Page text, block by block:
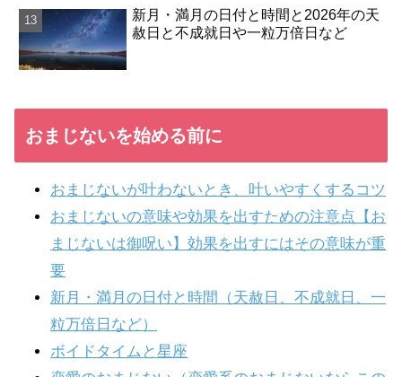
新月・満月の日付と時間と2026年の天
赦日と不成就日や一粒万倍日など
おまじないを始める前に
おまじないが叶わないとき、叶いやすくするコツ
おまじないの意味や効果を出すための注意点【お
まじないは御呪い】効果を出すにはその意味が重
要
新月・満月の日付と時間（天赦日、不成就日、一
粒万倍日など）
ボイドタイムと星座